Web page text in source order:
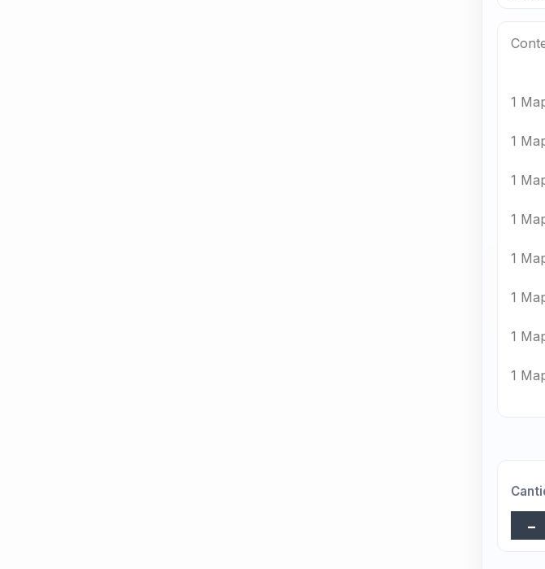
1
1
1
1
1
1
1
1